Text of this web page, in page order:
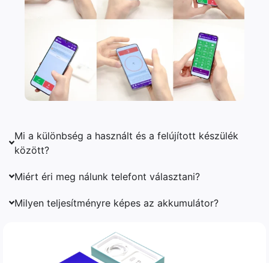
Mi a különbség a használt és a felújított készülék
között?
Miért éri meg nálunk telefont választani?
Milyen teljesítményre képes az akkumulátor?